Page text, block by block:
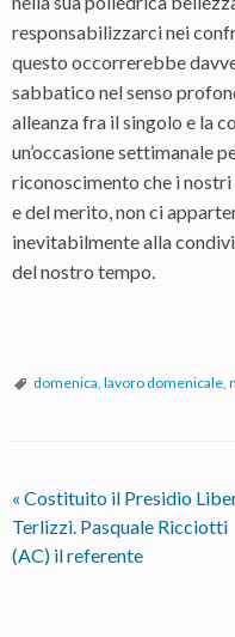
responsabilizzarci nei
questo occorrerebbe
sabbatico nel senso
alleanza fra il singolo e la
un’occasione settimanale
riconoscimento che i
e del merito, non ci
inevitabilmente alla
del nostro tempo.
domenica, lavoro domenicale,
« Costituito il Presidio
Terlizzi. Pasquale Ricciotti
(AC) il referente